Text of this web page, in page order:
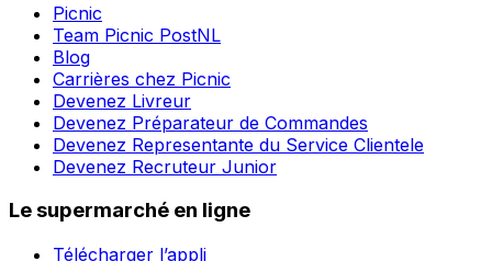
Picnic
Team Picnic PostNL
Blog
Carrières chez Picnic
Devenez Livreur
Devenez Préparateur de Commandes
Devenez Representante du Service Clientele
Devenez Recruteur Junior
Le supermarché en ligne
Télécharger l’appli